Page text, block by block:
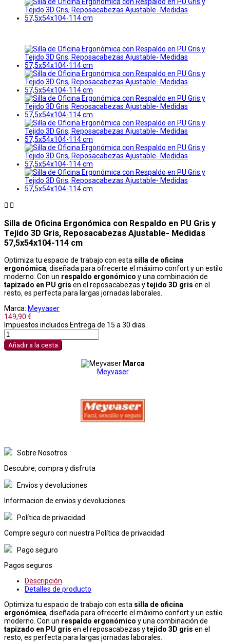
 
Silla de Oficina Ergonómica con Respaldo en PU Gris y
Tejido 3D Gris, Reposacabezas Ajustable- Medidas
57,5x54x104-114 cm
Optimiza tu espacio de trabajo con esta silla de oficina
ergonómica, diseñada para ofrecerte el máximo confort y un estilo
moderno. Con un respaldo ergonómico y una combinación de
tapizado en PU gris en el reposacabezas ytejido 3D gris en el
resto, es perfecta para largas jornadas laborales.
Marca: Meyvaser
149,90 €
Impuestos incluidos Entrega de 15 a 30 dias
Añadir a la cesta
Marca
Meyvaser
Sobre Nosotros
Descubre, compra y disfruta
Envios y devoluciones
Informacion de envios y devoluciones
Política de privacidad
Compre seguro con nuestra Política de privacidad
Pago seguro
Pagos seguros
Descripción
Detalles de producto
Optimiza tu espacio de trabajo con esta silla de oficina
ergonómica, diseñada para ofrecerte el máximo confort y un estilo
moderno. Con un respaldo ergonómico y una combinación de
tapizado en PU gris en el reposacabezas ytejido 3D gris en el
resto, es perfecta para largas jornadas laborales.